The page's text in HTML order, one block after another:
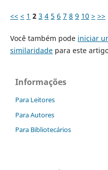
<< < 1 2 3 4 5 6 7 8 9 10 > >>
Você também pode iniciar
similaridadepara este
Informações
Para Leitores
Para Autores
Para Bibliotecários